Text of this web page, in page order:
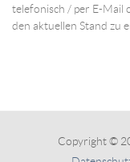
telefonisch / per E-Mail
den aktuellen Stand zu
Copyright ©